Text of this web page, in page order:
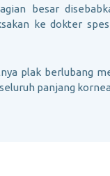
besar
ke dokter
plak berlubang
panjang kornea